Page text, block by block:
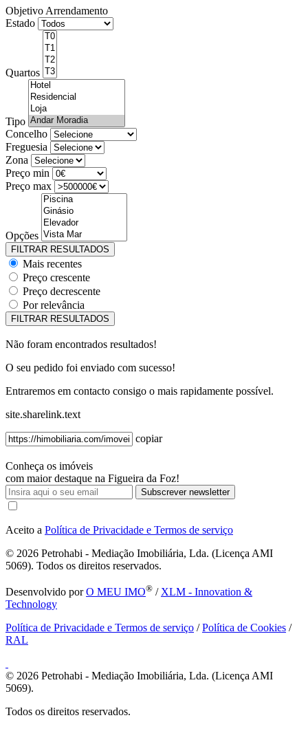
Objetivo Arrendamento
Estado
Quartos
Tipo
Concelho
Freguesia
Zona
Preço min
Preço max
Opções
Mais recentes
Preço crescente
Preço decrescente
Por relevância
Não foram encontrados resultados!
O seu pedido foi enviado com sucesso!
Entraremos em contacto consigo o mais rapidamente possível.
site.sharelink.text
copiar
Conheça os imóveis
com maior destaque na Figueira da Foz!
Subscrever newsletter
Aceito a Política de Privacidade e Termos de serviço
© 2026 Petrohabi - Mediação Imobiliária, Lda. (Licença AMI
5069). Todos os direitos reservados.
Desenvolvido porO MEU IMO® / XLM - Innovation &
Technology
Política de Privacidade e Termos de serviço /Política de Cookies /
RAL
© 2026 Petrohabi - Mediação Imobiliária, Lda. (Licença AMI
5069).
Todos os direitos reservados.